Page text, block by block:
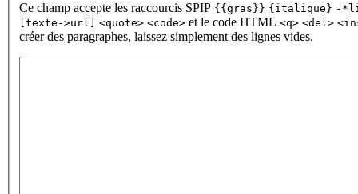
Ce champ accepte les raccourcis SPIP {{gras}} {italique} -
[texte->url]
<quote> <code> et le code HTML <q> <del>
créer des paragraphes, laissez simplement des lignes vides.